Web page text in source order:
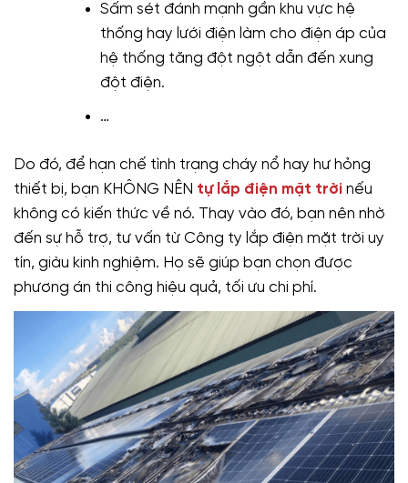
Sấm sét đánh mạnh gần khu vực hệ
thống hay lưới điện làm cho điện áp của
hệ thống tăng đột ngột dẫn đến xung
đột điện.
…
Do đó, để hạn chế tình trạng cháy nổ hay hư hỏng
thiết bị, bạn KHÔNG NÊN tự lắp điện mặt trời nếu
không có kiến thức về nó. Thay vào đó, bạn nên nhờ
đến sự hỗ trợ, tư vấn từ Công ty lắp điện mặt trời uy
tín, giàu kinh nghiệm. Họ sẽ giúp bạn chọn được
phương án thi công hiệu quả, tối ưu chi phí.